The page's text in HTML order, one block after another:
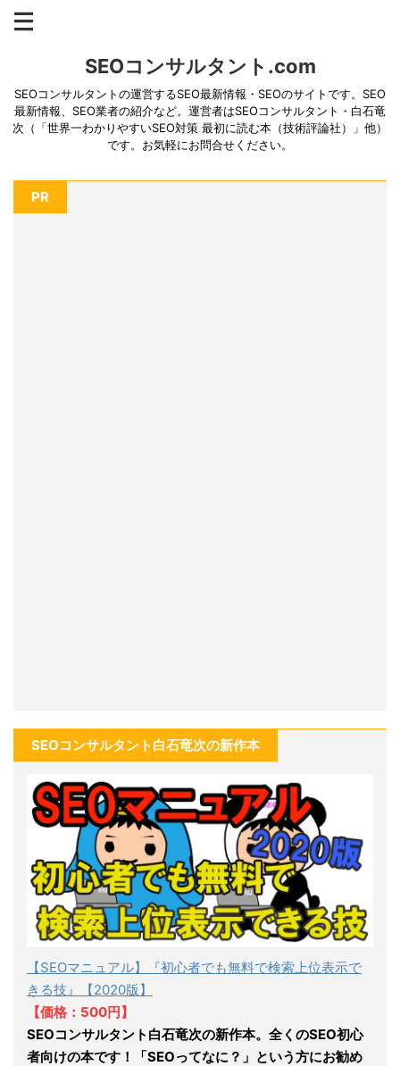
SEOコンサルタント.com
SEOコンサルタントの運営するSEO最新情報・SEOのサイトです。SEO
最新情報、SEO業者の紹介など。運営者はSEOコンサルタント・白石竜
次（「世界一わかりやすいSEO対策 最初に読む本（技術評論社）」他）
です。お気軽にお問合せください。
PR
SEOコンサルタント白石竜次の新作本
【SEOマニュアル】『初心者でも無料で検索上位表示で
きる技』【2020版】
【価格：500円】
SEOコンサルタント白石竜次の新作本。全くのSEO初心
者向けの本です！「SEOってなに？」という方にお勧め